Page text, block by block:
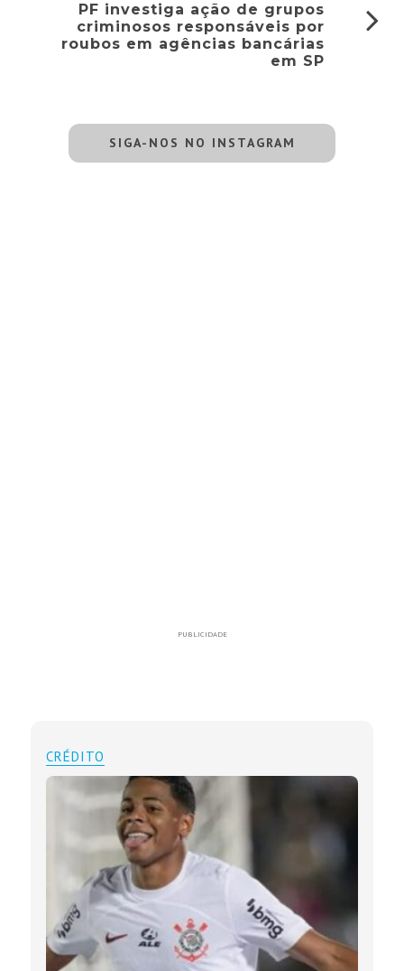
PF investiga ação de grupos
criminosos responsáveis por
roubos em agências bancárias
em SP
SIGA-NOS NO INSTAGRAM
PUBLICIDADE
CRÉDITO